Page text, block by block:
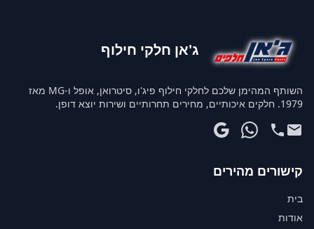
ג'אן חלקי חילוף
השותף המהימן שלכם לחלקי חילוף פיג'ו, סיטרואן, אופל ו-MG מאז
1979. חלקים איכותיים, מחירים תחרותיים ושירות יוצא דופן.
קישורים מהירים
בית
אודות